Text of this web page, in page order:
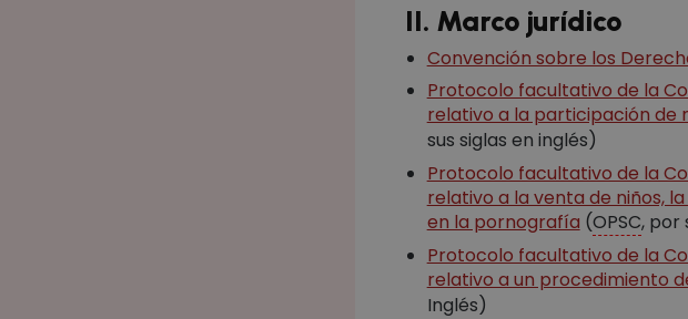
II. Marco jurídico
Convención sobre los
Protocolo facultativo de la
relativo a la participación de
sus siglas en inglés)
Protocolo facultativo de la
relativo a la venta de niños,
en la pornografía (OPSC, por
Protocolo facultativo de la
relativo a un procedimiento
Inglés)